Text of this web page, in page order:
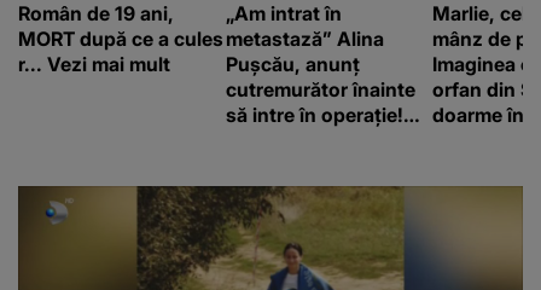
Român de 19 ani,
MORT după ce a cules
r... Vezi mai mult
„Am intrat în
metastază” Alina
Pușcău, anunț
cutremurător înainte
să intre în operație!
fanilor
Marlie, cel
mânz de
Imaginea
orfan din
doarme în